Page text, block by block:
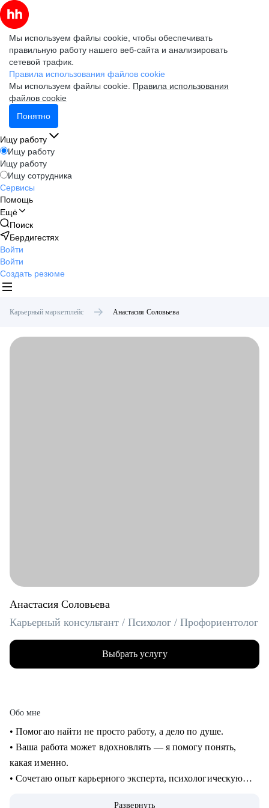
Мы используем файлы cookie, чтобы обеспечивать
правильную работу нашего веб-сайта и анализировать
сетевой трафик.
Правила использования файлов cookie
Мы используем файлы cookie. Правила использования
файлов cookie
Понятно
Ищу работу
Ищу работу
Ищу работу
Ищу сотрудника
Сервисы
Помощь
Ещё
Поиск
Бердигестях
Войти
Войти
Создать резюме
Карьерный маркетплейс Анастасия Соловьева
Анастасия Соловьева
Карьерный консультант / Психолог / Профориентолог
Выбрать услугу
Обо мне
• Помогаю найти не просто работу, а дело по душе.
• Ваша работа может вдохновлять — я помогу понять,
какая именно.
• Сочетаю опыт карьерного эксперта, психологическую
Развернуть